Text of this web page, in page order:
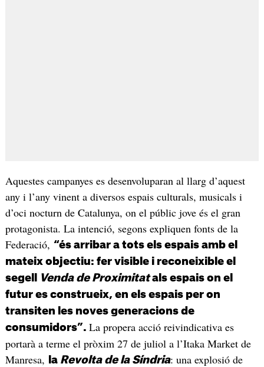
Aquestes campanyes es desenvoluparan al llarg d’aquest
any i l’any vinent a diversos espais culturals, musicals i
d’oci nocturn de Catalunya, on el públic jove és el gran
protagonista. La intenció, segons expliquen fonts de la
Federació, “és arribar a tots els espais amb el
mateix objectiu: fer visible i reconeixible el
segell
Venda de Proximitatals espais on el
futur es construeix, en els espais per on
transiten les noves generacions de
consumidors”. La propera acció reivindicativa es
portarà a terme el pròxim 27 de juliol a l’Itaka Market de
Manresa,
la Revolta de la Síndria: una explosió de